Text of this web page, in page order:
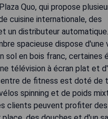
Quo, qui propose
cuisine internationale, des
un distributeur automatique.
spacieuse dispose d'une
sol en bois franc, certaines
télévision à écran plat et
de fitness est doté de
spinning et de poids
clients peuvent profiter